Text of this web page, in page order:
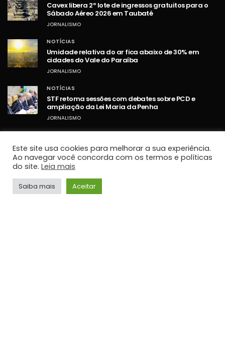
Cavex libera 2º lote de ingressos gratuitos para o
Sábado Aéreo 2026 em Taubaté
JORNALISMO
NOTÍCIAS
Umidade relativa do ar fica abaixo de 30% em
cidades do Vale do Paraíba
JORNALISMO
NOTÍCIAS
STF retoma sessões com debates sobre PCD e
ampliação da Lei Maria da Penha
JORNALISMO
Este site usa cookies para melhorar a sua experiência.
Ao navegar você concorda com os termos e políticas
do site. Leia mais
Saiba mais Aceitar